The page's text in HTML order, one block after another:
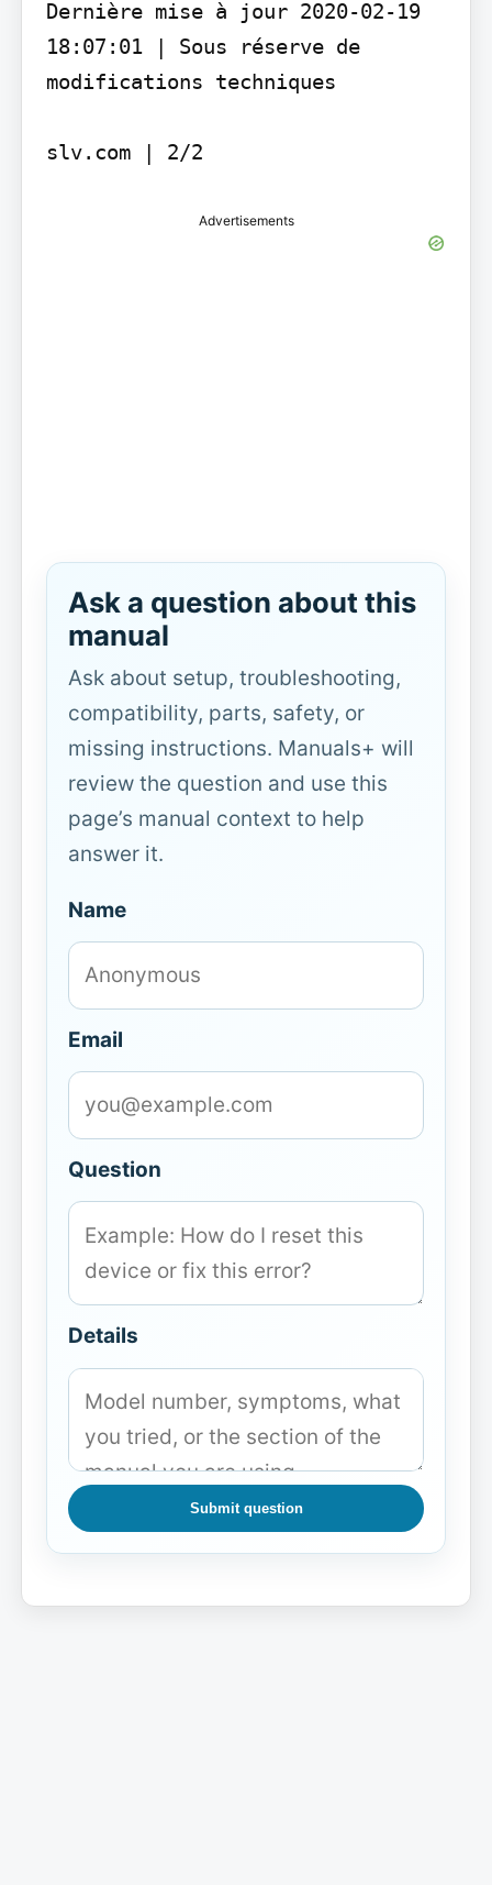
Dernière mise à jour 2020-02-19
18:07:01 | Sous réserve de
modifications techniques
Advertisements
Ask a question about this
manual
Ask about setup, troubleshooting,
compatibility, parts, safety, or
missing instructions. Manuals+ will
review the question and use this
page’s manual context to help
answer it.
Name
Email
Question
Details
Submit question